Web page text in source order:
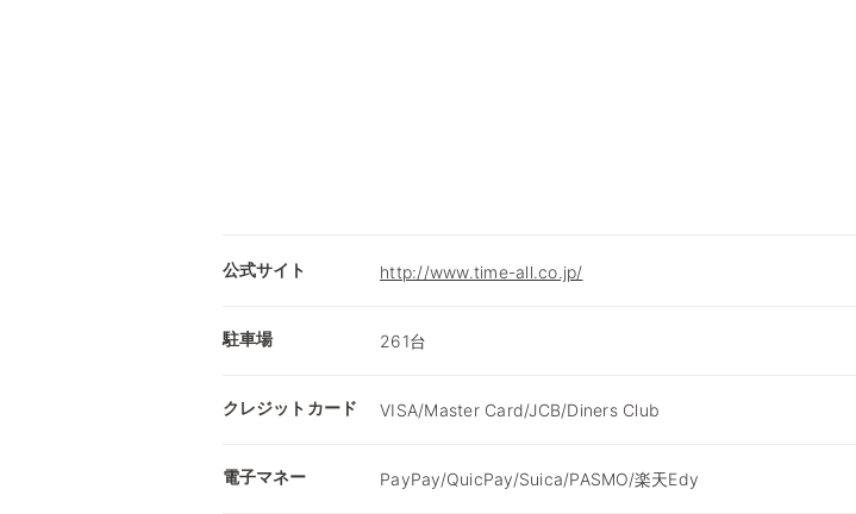
公式サイト http://www.time-all.co.jp/
駐車場 261台
クレジットカード VISA/Master Card/JCB/Diners Club
電子マネー PayPay/QuicPay/Suica/PASMO/楽天Edy